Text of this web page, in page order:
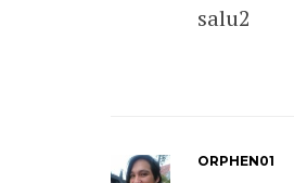
salu2
ORPHEN01